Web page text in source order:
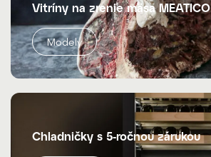
Vitríny na zrenie mäsa MEATICO
Modely
Chladničky s 5-ročnou zárukou